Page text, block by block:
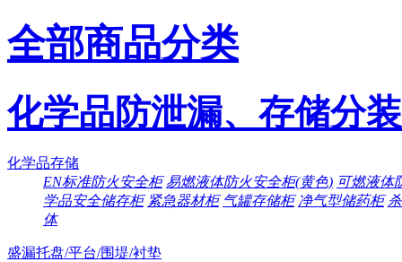
全部商品分类
化学品防泄漏、存储分装
化学品存储
EN标准防火安全柜 易燃液体防火安全柜(黄色) 可燃液体
学品安全储存柜 紧急器材柜 气罐存储柜 净气型储药柜
体
盛漏托盘/平台/围堤/衬垫